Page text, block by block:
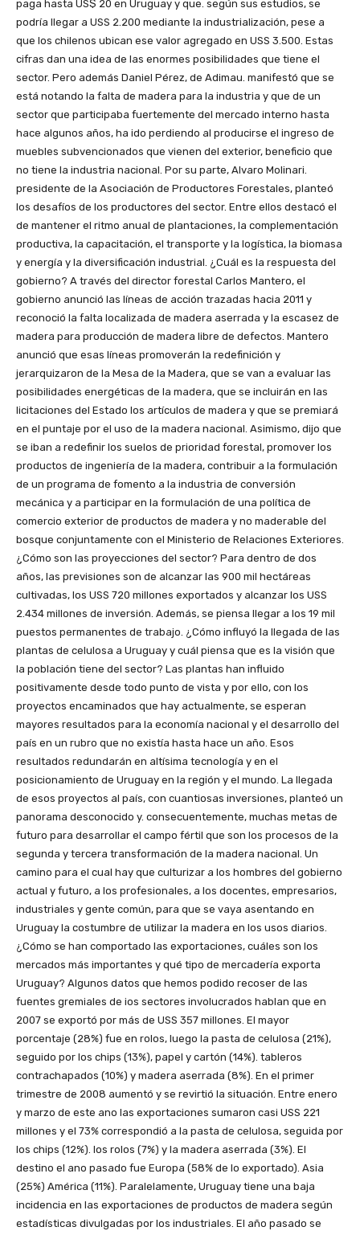
paga hasta US$ 20 en Uruguay y que. según sus estudios, se
podría llegar a USS 2.200 mediante la industrialización, pese a
que los chilenos ubican ese valor agregado en USS 3.500. Estas
cifras dan una idea de las enormes posibilidades que tiene el
sector. Pero además Daniel Pérez, de Adimau. manifestó que se
está notando la falta de madera para la industria y que de un
sector que participaba fuertemente del mercado interno hasta
hace algunos años, ha ido perdiendo al producirse el ingreso de
muebles subvencionados que vienen del exterior, beneficio que
no tiene la industria nacional. Por su parte, Alvaro Molinari.
presidente de la Asociación de Productores Forestales, planteó
los desafíos de los productores del sector. Entre ellos destacó el
de mantener el ritmo anual de plantaciones, la complementación
productiva, la capacitación, el transporte y la logística, la biomasa
y energía y la diversificación industrial. ¿Cuál es la respuesta del
gobierno? A través del director forestal Carlos Mantero, el
gobierno anunció las líneas de acción trazadas hacia 2011 y
reconoció la falta localizada de madera aserrada y la escasez de
madera para producción de madera libre de defectos. Mantero
anunció que esas líneas promoverán la redefinición y
jerarquizaron de la Mesa de la Madera, que se van a evaluar las
posibilidades energéticas de la madera, que se incluirán en las
licitaciones del Estado los artículos de madera y que se premiará
en el puntaje por el uso de la madera nacional. Asimismo, dijo que
se iban a redefinir los suelos de prioridad forestal, promover los
productos de ingeniería de la madera, contribuir a la formulación
de un programa de fomento a la industria de conversión
mecánica y a participar en la formulación de una política de
comercio exterior de productos de madera y no maderable del
bosque conjuntamente con el Ministerio de Relaciones Exteriores.
¿Cómo son las proyecciones del sector? Para dentro de dos
años, las previsiones son de alcanzar las 900 mil hectáreas
cultivadas, los USS 720 millones exportados y alcanzar los USS
2.434 millones de inversión. Además, se piensa llegar a los 19 mil
puestos permanentes de trabajo. ¿Cómo influyó la llegada de las
plantas de celulosa a Uruguay y cuál piensa que es la visión que
la población tiene del sector? Las plantas han influido
positivamente desde todo punto de vista y por ello, con los
proyectos encaminados que hay actualmente, se esperan
mayores resultados para la economía nacional y el desarrollo del
país en un rubro que no existía hasta hace un año. Esos
resultados redundarán en altísima tecnología y en el
posicionamiento de Uruguay en la región y el mundo. La llegada
de esos proyectos al país, con cuantiosas inversiones, planteó un
panorama desconocido y. consecuentemente, muchas metas de
futuro para desarrollar el campo fértil que son los procesos de la
segunda y tercera transformación de la madera nacional. Un
camino para el cual hay que culturizar a los hombres del gobierno
actual y futuro, a los profesionales, a los docentes, empresarios,
industriales y gente común, para que se vaya asentando en
Uruguay la costumbre de utilizar la madera en los usos diarios.
¿Cómo se han comportado las exportaciones, cuáles son los
mercados más importantes y qué tipo de mercadería exporta
Uruguay? Algunos datos que hemos podido recoser de las
fuentes gremiales de ios sectores involucrados hablan que en
2007 se exportó por más de USS 357 millones. El mayor
porcentaje (28%) fue en rolos, luego la pasta de celulosa (21%),
seguido por los chips (13%), papel y cartón (14%). tableros
contrachapados (10%) y madera aserrada (8%). En el primer
trimestre de 2008 aumentó y se revirtió la situación. Entre enero
y marzo de este ano las exportaciones sumaron casi USS 221
millones y el 73% correspondió a la pasta de celulosa, seguida por
los chips (12%). los rolos (7%) y la madera aserrada (3%). El
destino el ano pasado fue Europa (58% de lo exportado). Asia
(25%) América (11%). Paralelamente, Uruguay tiene una baja
incidencia en las exportaciones de productos de madera según
estadísticas divulgadas por los industriales. El año pasado se